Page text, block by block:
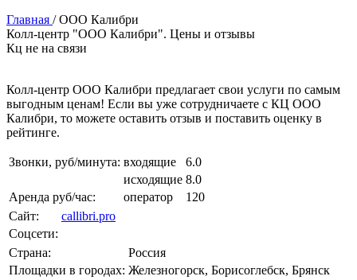
Главная / ООО Калибри
Колл-центр "ООО Калибри". Цены и отзывы
Кц не на связи
Колл-центр ООО Калибри предлагает свои услуги по самым
выгодным ценам! Если вы уже сотрудничаете с КЦ ООО
Калибри, то можете оставить отзыв и поставить оценку в
рейтинге.
Звонки, руб/минута: входящие
6.0
исходящие 8.0
Аренда руб/час:
оператор
120
Сайт:
callibri.pro
Соцсети:
Страна:
Россия
Площадки в городах:
Железногорск, Борисоглебск, Брянск